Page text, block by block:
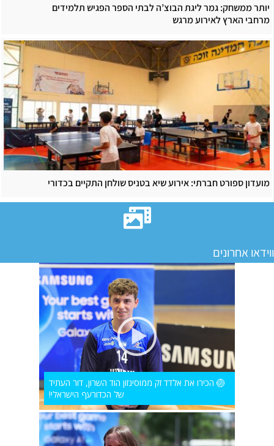
יותר ממשחק: גמר ליגת הבוצ’ה לבתי הספר הפגיש תלמידים
מרחבי הארץ לאירוע מרגש
מועדון ספורט חברתי: אירוע שיא בטניס שולחן התקיים בכדורי
ווידאו אחרונים
🏐 הכירו את אלדד זק ממוסינזון הוד השרון, דור העתיד
של הכדורעף הישראלי!